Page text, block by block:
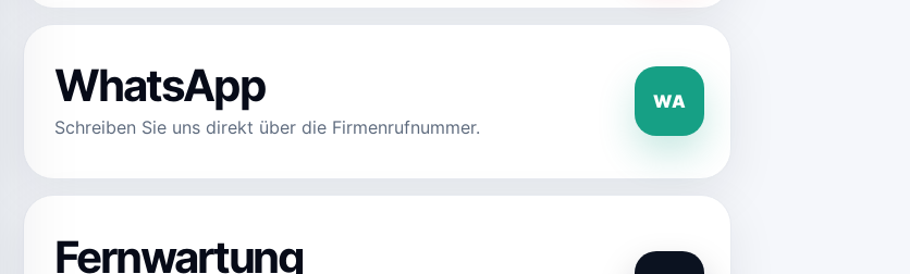
WhatsApp
Schreiben Sie uns direkt über die Firmenrufnummer.
WA
Fernwartung